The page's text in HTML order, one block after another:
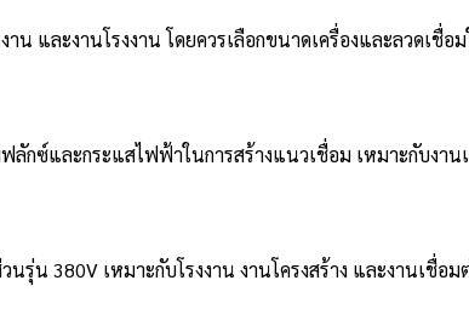
น และงานโรงงาน โดยควรเลือกขนาดเครื่องและลวดเชื่
กซ์และกระแสไฟฟ้าในการสร้างแนวเชื่อม เหมาะกับงา
น 380V เหมาะกับโรงงาน งานโครงสร้าง และงานเชื่อม